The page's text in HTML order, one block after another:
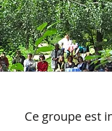
Ce groupe est